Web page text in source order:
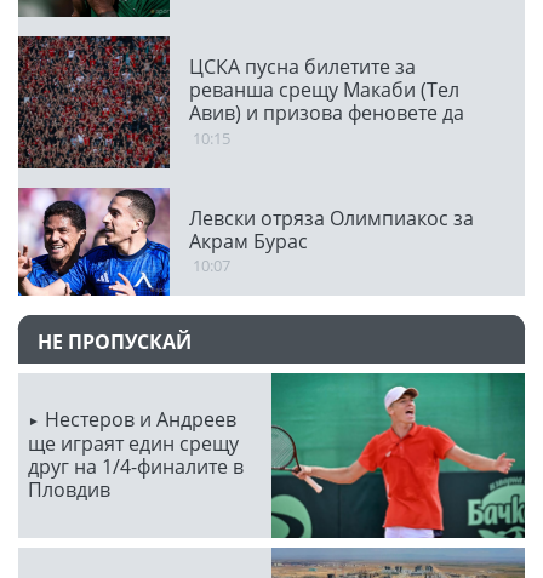
ЦСКА пусна билетите за
реванша срещу Макаби (Тел
Авив) и призова феновете да
напълнят Националния стадион
10:15
Левски отряза Олимпиакос за
Акрам Бурас
10:07
НЕ ПРОПУСКАЙ
Нестеров и Андреев
ще играят един срещу
друг на 1/4-финалите в
Пловдив